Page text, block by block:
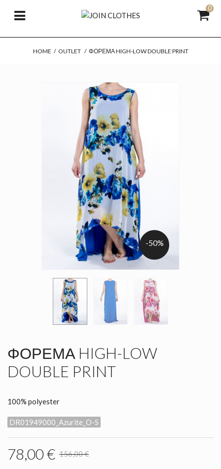
0
HOME / OUTLET / ΦΌΡΕΜΑ HIGH-LOW DOUBLE PRINT
-50%
ΦΌΡΕΜΑ HIGH-LOW
DOUBLE PRINT
100% polyester
DR01949000_Azurite_O-S
78,00 € 156,00 €